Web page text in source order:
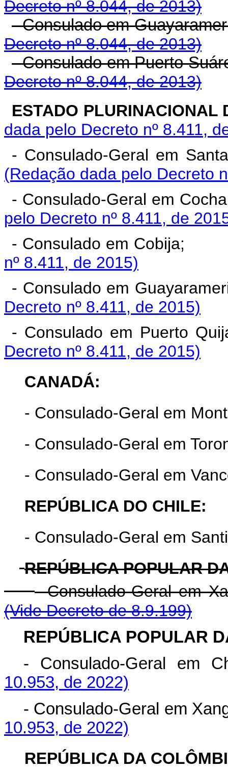
Decreto nº 8.044, de 2013)
- Consulado em
Decreto nº 8.044, de 2013)
- Consulado em Puerto
Decreto nº 8.044, de 2013)
ESTADO PLURINACIONAL
dada pelo Decreto nº 8.411,
- Consulado-Geral em
(Redação dada pelo Decreto
- Consulado-Geral em
pelo Decreto nº 8.411, de
- Consulado em Cobija;
nº 8.411, de 2015)
- Consulado em
Decreto nº 8.411, de 2015)
- Consulado em Puerto
Decreto nº 8.411, de 2015)
CANADÁ:
- Consulado-Geral em
- Consulado-Geral em
- Consulado-Geral em
REPÚBLICA DO CHILE:
- Consulado-Geral em
REPÚBLICA POPULAR
- Consulado-Geral em
(Vide Decreto de 8.9.199)
REPÚBLICA POPULAR
- Consulado-Geral em
10.953, de 2022)
- Consulado-Geral em
10.953, de 2022)
REPÚBLICA DA